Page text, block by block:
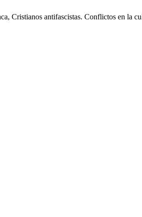
Cristianos antifascistas. Conflictos en la